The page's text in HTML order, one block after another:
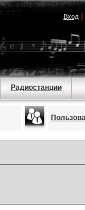
Вход|
Радиостанции